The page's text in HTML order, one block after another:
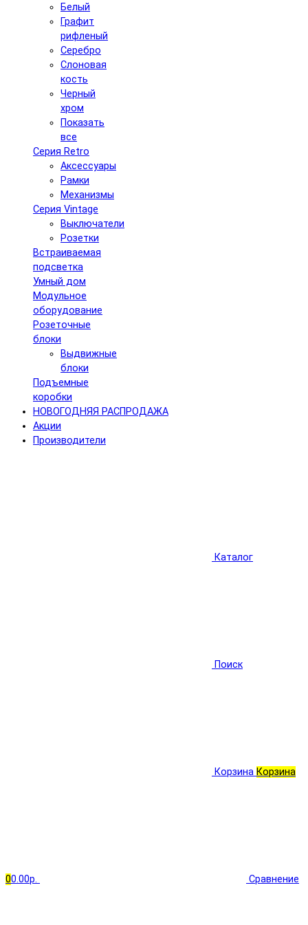
Белый
Графит
рифленый
Серебро
Слоновая
кость
Черный
хром
Показать
все
Серия Retro
Аксессуары
Рамки
Механизмы
Серия Vintage
Выключатели
Розетки
Встраиваемая
подсветка
Умный дом
Модульное
оборудование
Розеточные
блоки
Выдвижные
блоки
Подъемные
коробки
НОВОГОДНЯЯ РАСПРОДАЖА
Акции
Производители
Каталог
Поиск
Корзина Корзина
00.00р. Сравнение